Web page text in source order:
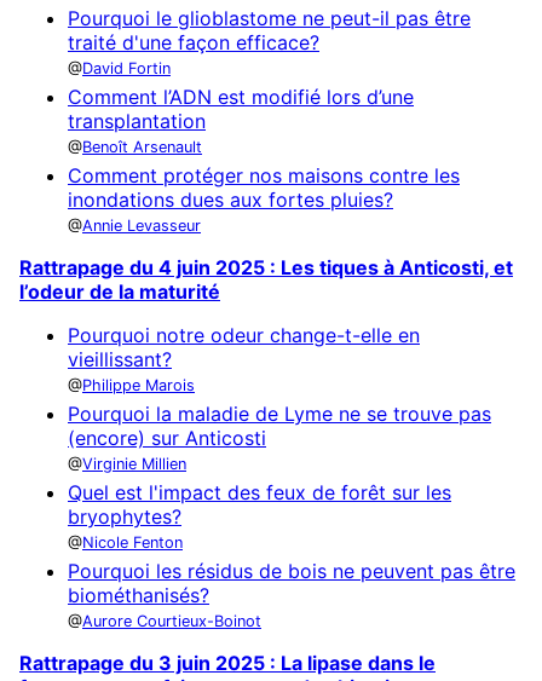
Pourquoi le glioblastome ne peut-il pas être
traité d'une façon efficace?
David Fortin
Comment l’ADN est modifié lors d’une
transplantation
Benoît Arsenault
Comment protéger nos maisons contre les
inondations dues aux fortes pluies?
Annie Levasseur
Rattrapage du 4 juin 2025 : Les tiques à Anticosti, et
l’odeur de la maturité
Pourquoi notre odeur change-t-elle en
vieillissant?
Philippe Marois
Pourquoi la maladie de Lyme ne se trouve pas
(encore) sur Anticosti
Virginie Millien
Quel est l'impact des feux de forêt sur les
bryophytes?
Nicole Fenton
Pourquoi les résidus de bois ne peuvent pas être
biométhanisés?
Aurore Courtieux-Boinot
Rattrapage du 3 juin 2025 : La lipase dans le